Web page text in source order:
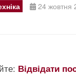
24 жовтня
Відвідати